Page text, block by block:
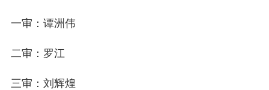
一审：谭洲伟
二审：罗江
三审：刘辉煌